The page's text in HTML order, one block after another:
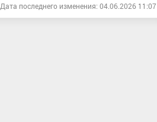
Дата последнего изменения: 04.06.2026 11:07